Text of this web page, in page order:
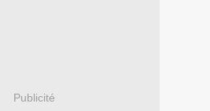
Publicité